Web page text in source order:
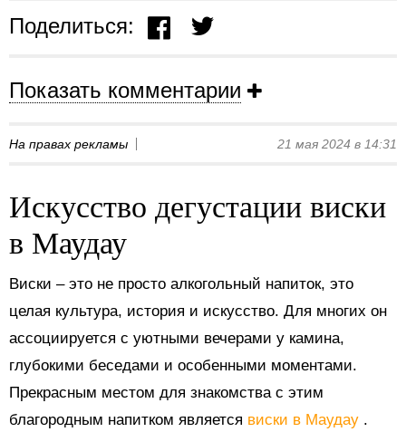
Поделиться:
Показать комментарии
На правах рекламы 21 мая 2024 в 14:31
Искусство дегустации виски
в Маудау
Виски – это не просто алкогольный напиток, это
целая культура, история и искусство. Для многих он
ассоциируется с уютными вечерами у камина,
глубокими беседами и особенными моментами.
Прекрасным местом для знакомства с этим
благородным напитком является виски в Маудау .